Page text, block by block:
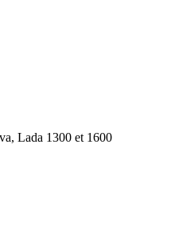
Lada 1300 et 1600